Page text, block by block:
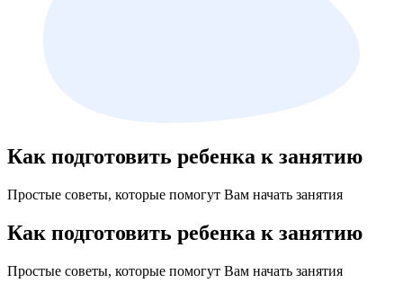
Как подготовить ребенка к занятию
Простые советы, которые помогут Вам начать занятия
Как подготовить ребенка к занятию
Простые советы, которые помогут Вам начать занятия